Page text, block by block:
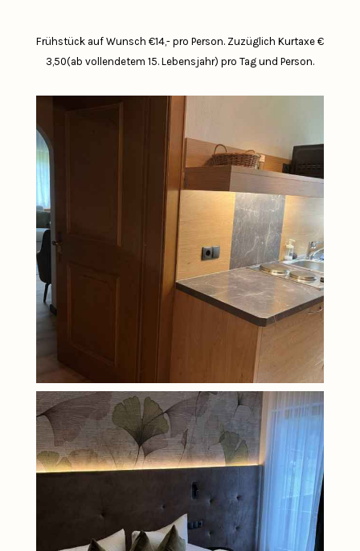
Frühstück auf Wunsch €14,- pro Person. Zuzüglich Kurtaxe €
3,50(ab vollendetem 15. Lebensjahr) pro Tag und Person.